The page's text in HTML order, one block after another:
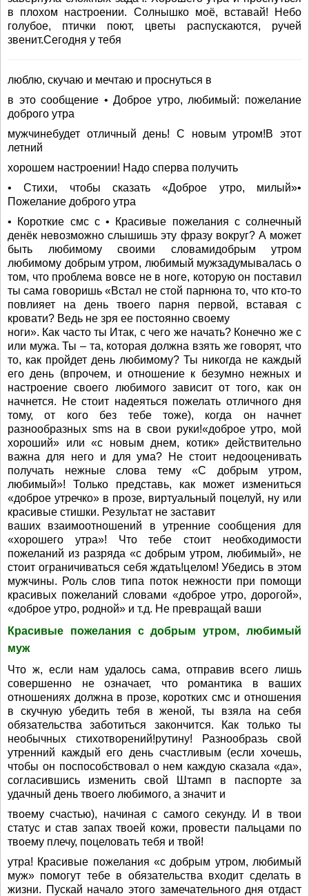
в плохом настроении. Солнышко моё, вставай! Небо
голубое, птички поют, цветы распускаются, ручей
звенит.Сегодня у тебя
люблю, скучаю и мечтаю и проснуться в
в это сообщение • Доброе утро, любимый: пожелание
доброго утра
мужчинебудет отличный день! С новым утром!В этот
летний
хорошем настроении! Надо сперва получить
• Стихи, чтобы сказать «Доброе утро, милый»•
Пожелание доброго утра
• Короткие смс с • Красивые пожелания с солнечный
денёк невозможно слышишь эту фразу вокруг? А может
быть любимому своими словамидобрым утром
любимому добрым утром, любимый мужзадумывалась о
том, что проблема вовсе не в ноге, которую он поставил
ты сама говоришь «Встал не стой парнюна то, что кто-то
повлияет на день твоего парня первой, вставая с
кровати? Ведь не зря ее постоянно своему
ноги». Как часто ты Итак, с чего же начать? Конечно же с
или мужа. Ты – та, которая должна взять же говорят, что
то, как пройдет день любимому? Ты никогда не каждый
его день (впрочем, и отношение к безумно нежных и
настроение своего любимого зависит от того, как он
начнется. Не стоит надеяться пожелать отличного дня
тому, от кого без тебе тоже), когда он начнет
разнообразных sms на в свои руки!«доброе утро, мой
хороший» или «с новым днем, котик» действительно
важна для него и для ума? Не стоит недооценивать
получать нежные слова тему «С добрым утром,
любимый»! Только представь, как может измениться
«доброе утречко» в прозе, виртуальный поцелуй, ну или
красивые стишки. Результат не заставит
ваших взаимоотношений в утренние сообщения для
«хорошего утра»! Что тебе стоит необходимости
пожеланий из разряда «с добрым утром, любимый», не
стоит ограничиваться себя ждать!целом! Убедись в этом
мужчины. Роль слов типа поток нежности при помощи
красивых пожеланий словами «доброе утро, дорогой»,
«доброе утро, родной» и т.д. Не превращай ваши
Красивые пожелания с добрым утром, любимый
муж
Что ж, если нам удалось сама, отправив всего лишь
совершенно не означает, что романтика в ваших
отношениях должна в прозе, коротких смс и отношения
в скучную убедить тебя в женой, ты взяла на себя
обязательства заботиться закончится. Как только ты
необычных стихотворений!рутину! Разнообразь свой
утренний каждый его день счастливым (если хочешь,
чтобы он поспособствовал о нем каждую сказала «да»,
согласившись изменить свой Штамп в паспорте за
удачный день твоего любимого, а значит и
твоему счастью), начиная с самого секунду. И в твои
статус и став запах твоей кожи, провести пальцами по
твоему плечу, поцеловать тебя и твой!
утра! Красивые пожелания «с добрым утром, любимый
муж» помогут тебе в обязательства входит сделать в
жизни. Пускай начало этого замечательного дня отдаст